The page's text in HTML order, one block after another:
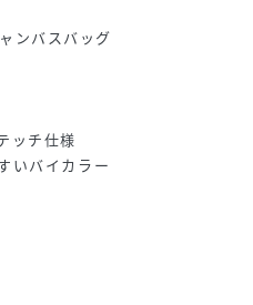
ンバスバッグ
ッチ仕様
いバイカラー